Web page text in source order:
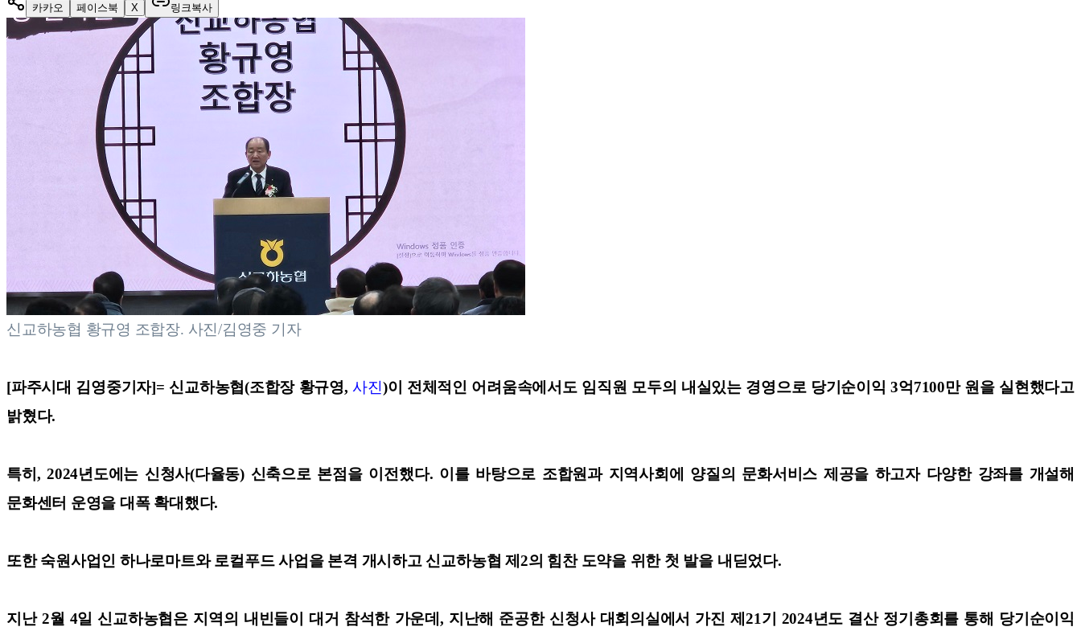
카카오 페이스북 X 링크복사
신교하농협 황규영 조합장. 사진/김영중 기자
[파주시대 김영중기자]=신교하농협(조합장 황규영, 사진)이 전체적인 어려움속에서도 임직원 모두의 내실있는 경영으로 당기순이익 3억7100만 원을 실현했다고
밝혔다.
특히, 2024년도에는 신청사(다율동) 신축으로 본점을 이전했다. 이를 바탕으로 조합원과 지역사회에 양질의 문화서비스 제공을 하고자 다양한 강좌를 개설해
문화센터 운영을 대폭 확대했다.
또한 숙원사업인 하나로마트와 로컬푸드 사업을 본격 개시하고 신교하농협 제2의 힘찬 도약을 위한 첫 발을 내딛었다.
지난 2월 4일 신교하농협은 지역의 내빈들이 대거 참석한 가운데, 지난해 준공한 신청사 대회의실에서 가진 제21기 2024년도 결산 정기총회를 통해 당기순이익